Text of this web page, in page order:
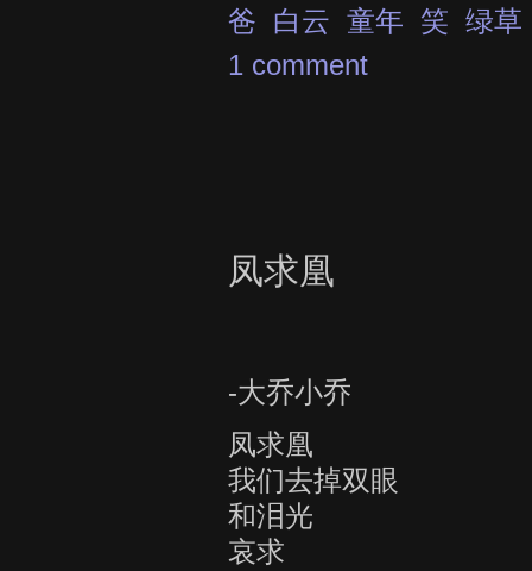
爸
白云 童年 笑 绿草
1 comment
凤求凰
-大乔小乔
凤求凰
我们去掉双眼
和泪光
哀求